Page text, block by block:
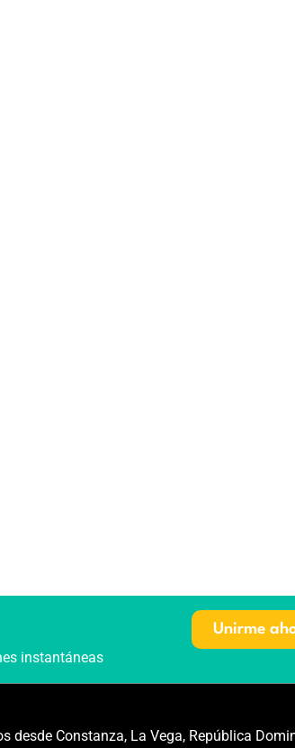
instantáneas
Unirme
desde Constanza, La Vega, República